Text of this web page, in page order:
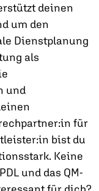
deinen
um den
Dienstplanung
als
und
für
bist du
Keine
und das QM-